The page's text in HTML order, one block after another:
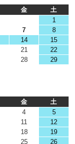
金
土
1
7
8
14
15
21
22
28
29
金
土
4
5
11
12
18
19
25 26